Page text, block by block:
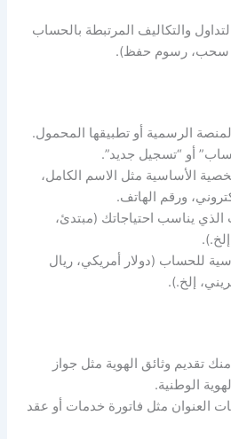
والتكاليف المرتبطة بالحساب
سحب، رسوم حفظ).
الرسمية أو تطبيقها المحمول.
أو “تسجيل جديد”.
الأساسية مثل الاسم الكامل،
ورقم الهاتف.
يناسب احتياجاتك (مبتدئ،
للحساب (دولار أمريكي، ريال
إلخ.).
تقديم وثائق الهوية مثل جواز
الوطنية.
العنوان مثل فاتورة خدمات أو عقد